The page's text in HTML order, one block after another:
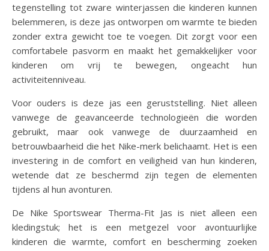
tegenstelling tot zware winterjassen die kinderen kunnen
belemmeren, is deze jas ontworpen om warmte te bieden
zonder extra gewicht toe te voegen. Dit zorgt voor een
comfortabele pasvorm en maakt het gemakkelijker voor
kinderen om vrij te bewegen, ongeacht hun
activiteitenniveau.
Voor ouders is deze jas een geruststelling. Niet alleen
vanwege de geavanceerde technologieën die worden
gebruikt, maar ook vanwege de duurzaamheid en
betrouwbaarheid die het Nike-merk belichaamt. Het is een
investering in de comfort en veiligheid van hun kinderen,
wetende dat ze beschermd zijn tegen de elementen
tijdens al hun avonturen.
De Nike Sportswear Therma-Fit Jas is niet alleen een
kledingstuk; het is een metgezel voor avontuurlijke
kinderen die warmte, comfort en bescherming zoeken